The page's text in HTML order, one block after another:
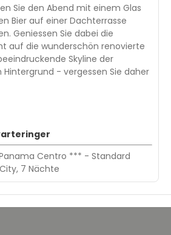
Sie den Abend mit einem Glas
Bier auf einer Dachterrasse
Geniessen Sie dabei die
auf die wunderschön renovierte
Skyline der
- vergessen Sie daher
Centro *** - Standard
7 Nächte